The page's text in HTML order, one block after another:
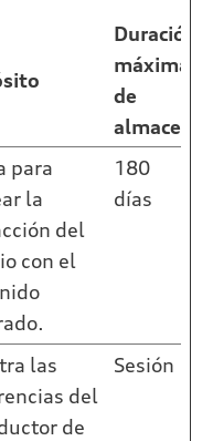
Duración
máxima
de
para
la
del
con el
180
días
las
del
de
Sesión